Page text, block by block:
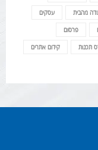
מהבית עסקים
פרסום
תכנות קידום אתרים